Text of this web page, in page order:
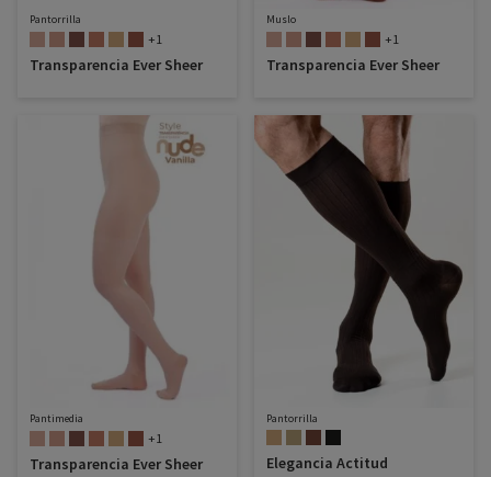
Pantorrilla
+1
Transparencia Ever Sheer
Muslo
+1
Transparencia Ever Sheer
Pantimedia
+1
Transparencia Ever Sheer
Pantorrilla
Elegancia Actitud